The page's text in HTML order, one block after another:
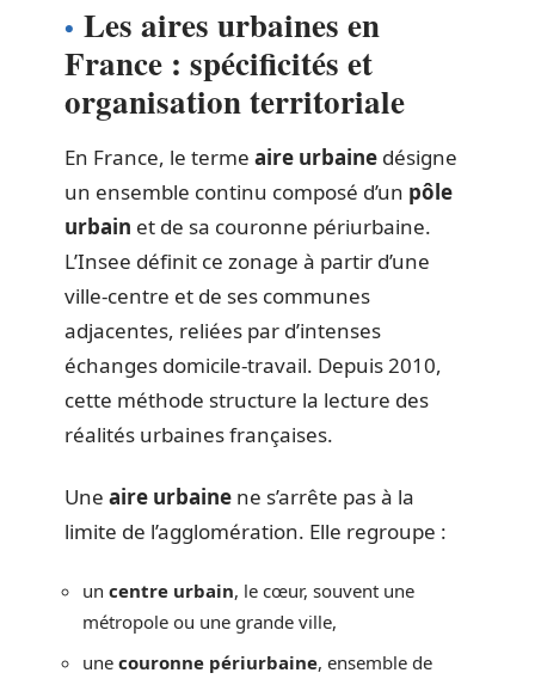
Les aires urbaines en
France : spécificités et
organisation territoriale
En France, le terme aire urbaine désigne
un ensemble continu composé d’un pôle
urbain et de sa couronne périurbaine.
L’Insee définit ce zonage à partir d’une
ville-centre et de ses communes
adjacentes, reliées par d’intenses
échanges domicile-travail. Depuis 2010,
cette méthode structure la lecture des
réalités urbaines françaises.
Une aire urbaine ne s’arrête pas à la
limite de l’agglomération. Elle regroupe :
un centre urbain, le cœur, souvent une
métropole ou une grande ville,
une couronne périurbaine, ensemble de